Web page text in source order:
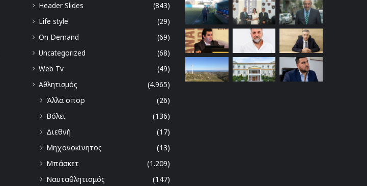
Header Slides
(843)
Life style
(29)
On Demand
(69)
Uncategorized
(68)
Web Tv
(49)
Αθλητισμός
(4.965)
Άλλα σπορ
(26)
Βόλει
(136)
Διεθνή
(17)
Μηχανοκίνητος
(13)
Μπάσκετ
(1.209)
Ναυταθλητισμός
(147)